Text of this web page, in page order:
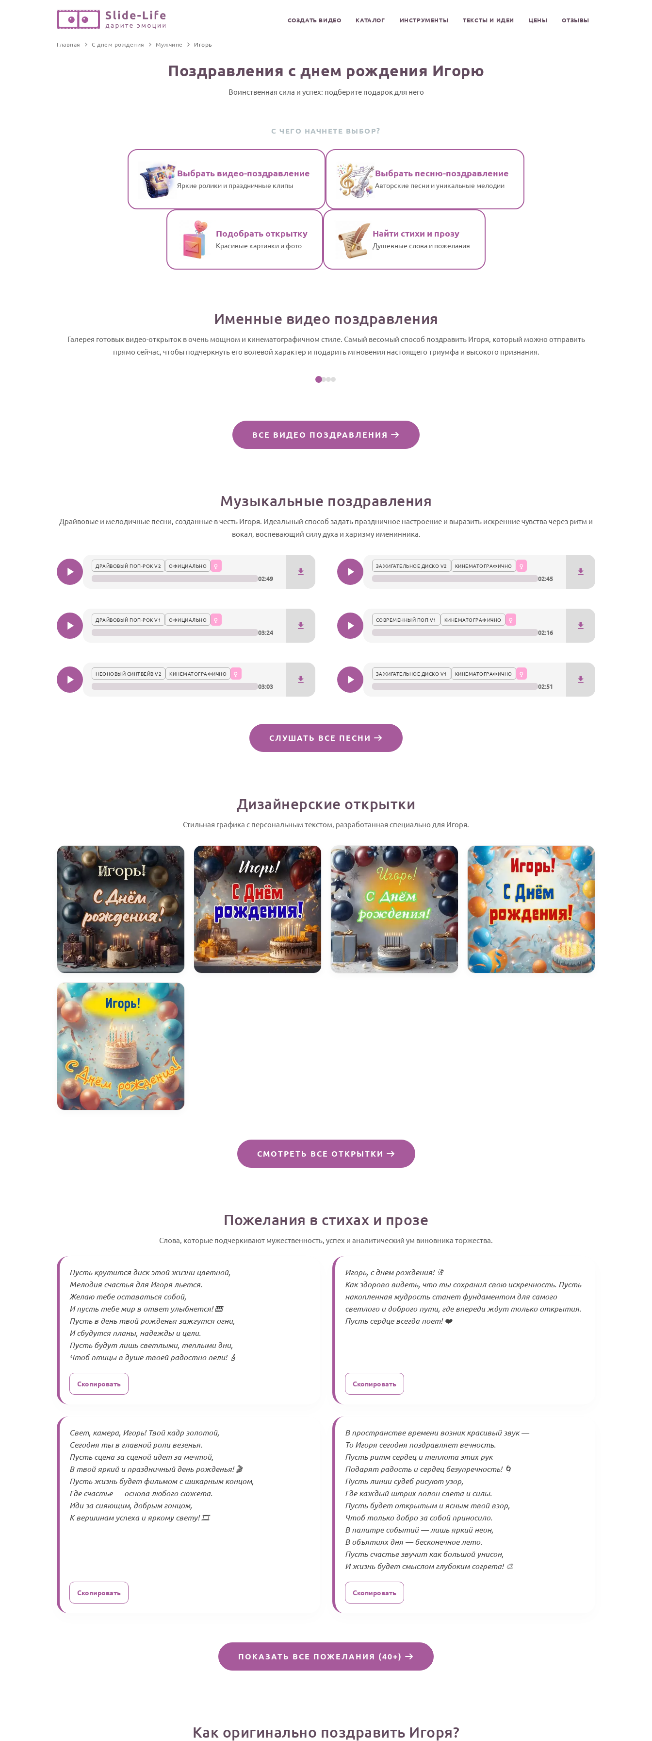
СОЗДАТЬ ВИДЕО КАТАЛОГ ИНСТРУМЕНТЫ ТЕКСТЫ И ИДЕИ ЦЕНЫ ОТЗЫВЫ
Главная С днем рождения Мужчине Игорь
Поздравления с днем рождения Игорю
Воинственная сила и успех: подберите подарок для него
С ЧЕГО НАЧНЕТЕ ВЫБОР?
Выбрать видео-поздравление
Яркие ролики и праздничные клипы
Выбрать песню-поздравление
Авторские песни и уникальные мелодии
Подобрать открытку
Красивые картинки и фото
Найти стихи и прозу
Душевные слова и пожелания
Именные видео поздравления
Галерея готовых видео-открыток в очень мощном и кинематографичном стиле. Самый весомый способ поздравить Игоря, который можно отправить
прямо сейчас, чтобы подчеркнуть его волевой характер и подарить мгновения настоящего триумфа и высокого признания.
Посмотреть пример
ВСЕ ВИДЕО ПОЗДРАВЛЕНИЯ
Музыкальные поздравления
Драйвовые и мелодичные песни, созданные в честь Игоря. Идеальный способ задать праздничное настроение и выразить искренние чувства через ритм и
вокал, воспевающий силу духа и харизму именинника.
ДРАЙВОВЫЙ ПОП-РОК V2 ОФИЦИАЛЬНО
02:49
ЗАЖИГАТЕЛЬНОЕ ДИСКО V2 КИНЕМАТОГРАФИЧНО
02:45
ДРАЙВОВЫЙ ПОП-РОК V1 ОФИЦИАЛЬНО
03:24
СОВРЕМЕННЫЙ ПОП V1 КИНЕМАТОГРАФИЧНО
02:16
НЕОНОВЫЙ СИНТВЕЙВ V2 КИНЕМАТОГРАФИЧНО
03:03
ЗАЖИГАТЕЛЬНОЕ ДИСКО V1 КИНЕМАТОГРАФИЧНО
02:51
СЛУШАТЬ ВСЕ ПЕСНИ
Дизайнерские открытки
Стильная графика с персональным текстом, разработанная специально для Игоря.
СМОТРЕТЬ ВСЕ ОТКРЫТКИ
Пожелания в стихах и прозе
Слова, которые подчеркивают мужественность, успех и аналитический ум виновника торжества.
Пусть крутится диск этой жизни цветной,
Мелодия счастья для Игоря льется.
Желаю тебе оставаться собой,
И пусть тебе мир в ответ улыбнется! 🎹
Пусть в день твой рожденья зажгутся огни,
И сбудутся планы, надежды и цели.
Пусть будут лишь светлыми, теплыми дни,
Чтоб птицы в душе твоей радостно пели! 🎸
Скопировать
Игорь, с днем рождения! 🥂
Как здорово видеть, что ты сохранил свою искренность. Пусть
накопленная мудрость станет фундаментом для самого
светлого и доброго пути, где впереди ждут только открытия.
Пусть сердце всегда поет! ❤️
Скопировать
Свет, камера, Игорь! Твой кадр золотой,
Сегодня ты в главной роли везенья.
Пусть сцена за сценой идет за мечтой,
В твой яркий и праздничный день рожденья! 🎬
Пусть жизнь будет фильмом с шикарным концом,
Где счастье — основа любого сюжета.
Иди за сияющим, добрым гонцом,
К вершинам успеха и яркому свету! 🎞️
Скопировать
В пространстве времени возник красивый звук —
То Игоря сегодня поздравляет вечность.
Пусть ритм сердец и теплота этих рук
Подарят радость и сердец безупречность! 🌀
Пусть линии судеб рисуют узор,
Где каждый штрих полон света и силы.
Пусть будет открытым и ясным твой взор,
Чтоб только добро за собой приносило.
В палитре событий — лишь яркий неон,
В объятиях дня — бесконечное лето.
Пусть счастье звучит как большой унисон,
И жизнь будет смыслом глубоким согрета! 🎨
Скопировать
ПОКАЗАТЬ ВСЕ ПОЖЕЛАНИЯ (40+)
Как оригинально поздравить Игоря?